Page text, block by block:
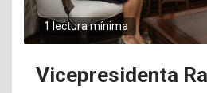
1 lectura mínima
Vicepresidenta